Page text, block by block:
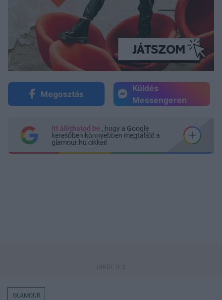
Megosztás
Küldés
Messengeren
Itt állíthatod be , hogy a Google
keresőben könnyebben megtaláld a
glamour.hu cikkeit
GLAMOUR